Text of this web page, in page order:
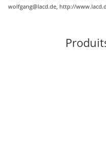
wolfgang@lacd.de, http://